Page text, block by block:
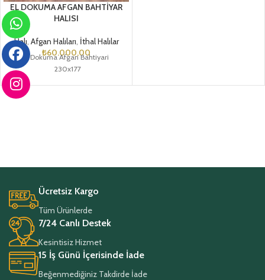
EL DOKUMA AFGAN BAHTİYAR
HALISI
Halı, Afgan Halıları, İthal Halılar
₺60.000,00
El Dokuma Afgan Bahtiyari
230x177
Ücretsiz Kargo
Tüm Ürünlerde
7/24 Canlı Destek
Kesintisiz Hizmet
15 İş Günü İçerisinde İade
Beğenmediğiniz Takdirde İade